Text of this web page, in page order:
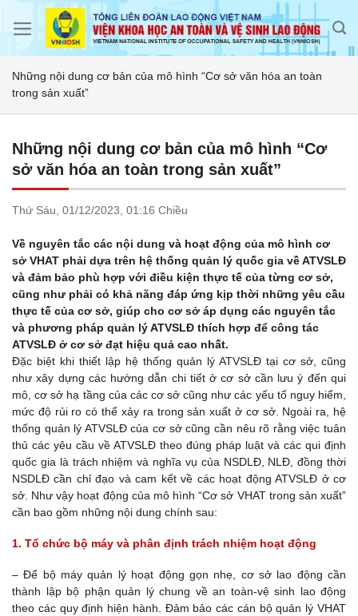
Những nội dung cơ bản của mô hình “Cơ sở văn hóa an toàn
trong sản xuất”
Những nội dung cơ bản của mô hình “Cơ
sở văn hóa an toàn trong sản xuất”
Thứ Sáu, 01/12/2023, 01:16 Chiều
Về nguyên tắc các nội dung và hoạt động của mô hình cơ
sở VHAT phải dựa trên hệ thống quản lý quốc gia về ATVSLĐ
và đảm bảo phù hợp với điều kiện thực tế của từng cơ sở,
cũng như phải có khả năng đáp ứng kịp thời những yêu cầu
thực tế của cơ sở, giúp cho cơ sở áp dụng các nguyên tắc
và phương pháp quản lý ATVSLĐ thích hợp để công tác
ATVSLĐ ở cơ sở đạt hiệu quả cao nhất.
Đặc biệt khi thiết lập hệ thống quản lý ATVSLĐ tại cơ sở, cũng
như xây dựng các hướng dẫn chi tiết ở cơ sở cần lưu ý đến qui
mô, cơ sở hạ tầng của các cơ sở cũng như các yếu tố nguy hiểm,
mức độ rủi ro có thể xảy ra trong sản xuất ở cơ sở. Ngoài ra, hệ
thống quản lý ATVSLĐ của cơ sở cũng cần nêu rõ rằng việc tuân
thủ các yêu cầu về ATVSLĐ theo đúng pháp luật và các qui định
quốc gia là trách nhiệm và nghĩa vụ của NSDLĐ, NLĐ, đồng thời
NSDLĐ cần chỉ đạo và cam kết về các hoạt động ATVSLĐ ở cơ
sở. Như vậy hoạt động của mô hình “Cơ sở VHAT trong sản xuất”
cần bao gồm những nội dung chính sau:
1. Tổ chức bộ máy và phân định trách nhiệm hoạt động
– Để bộ máy quản lý hoạt động gọn nhẹ, cơ sở lao động cần
thành lập bộ phận quản lý chung về an toàn-vệ sinh lao động
theo các quy định hiện hành. Đảm bảo các cán bộ quản lý VHAT